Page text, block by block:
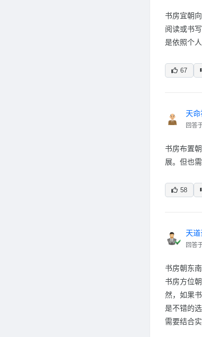
书房宜朝
阅读或书
是依照个
67
天
回答
书房布置
展。但也
58
天
回答
书房朝东
书房方位
然，如果
是不错的
需要结合